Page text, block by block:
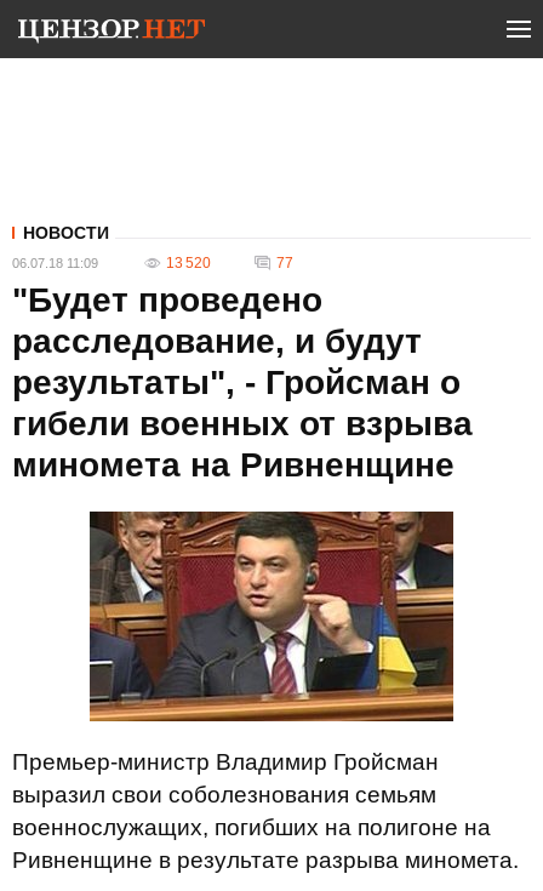
НОВОСТИ
06.07.18 11:09 13 520 77
"Будет проведено
расследование, и будут
результаты", - Гройсман о
гибели военных от взрыва
миномета на Ривненщине
Премьер-министр Владимир Гройсман
выразил свои соболезнования семьям
военнослужащих, погибших на полигоне на
Ривненщине в результате разрыва миномета.